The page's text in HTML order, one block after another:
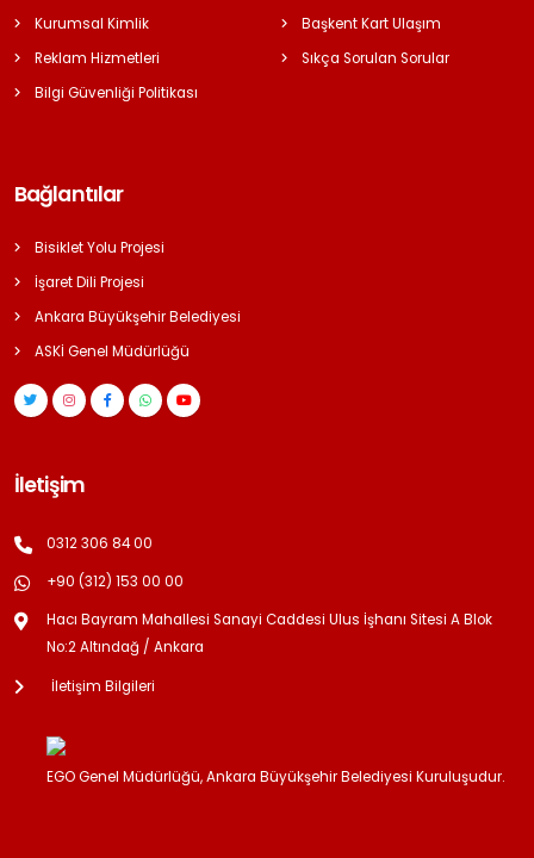
Kurumsal Kimlik
Reklam Hizmetleri
Bilgi Güvenliği Politikası
Başkent Kart Ulaşım
Sıkça Sorulan Sorular
Bağlantılar
Bisiklet Yolu Projesi
İşaret Dili Projesi
Ankara Büyükşehir Belediyesi
ASKİ Genel Müdürlüğü
İletişim
0312 306 84 00
+90 (312) 153 00 00
Hacı Bayram Mahallesi Sanayi Caddesi Ulus İşhanı Sitesi A Blok
No:2 Altındağ / Ankara
İletişim Bilgileri
EGO Genel Müdürlüğü, Ankara Büyükşehir Belediyesi Kuruluşudur.